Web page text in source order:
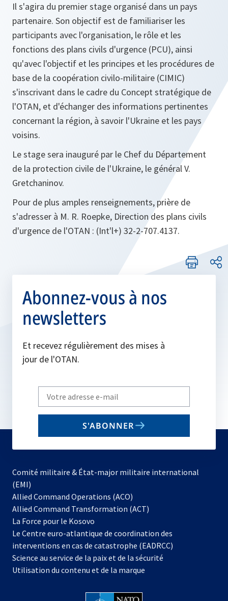
Il s'agira du premier stage organisé dans un pays
partenaire. Son objectif est de familiariser les
participants avec l'organisation, le rôle et les
fonctions des plans civils d'urgence (PCU), ainsi
qu'avec l'objectif et les principes et les procédures de
base de la coopération civilo-militaire (CIMIC)
s'inscrivant dans le cadre du Concept stratégique de
l'OTAN, et d'échanger des informations pertinentes
concernant la région, à savoir l'Ukraine et les pays
voisins.
Le stage sera inauguré par le Chef du Département
de la protection civile de l'Ukraine, le général V.
Gretchaninov.
Pour de plus amples renseignements, prière de
s'adresser à M. R. Roepke, Direction des plans civils
d'urgence de l'OTAN : (Int'l+) 32-2-707.4137.
Abonnez-vous à nos
newsletters
Et recevez régulièrement des mises à
jour de l'OTAN.
Write
your
email
S'ABONNER
Comité militaire & État-major militaire international
(EMI)
Allied Command Operations (ACO)
dans
nouvel
onglet
Allied Command Transformation (ACT)
La Force pour le Kosovo
dans
un
nouvel
onglet
Le Centre euro-atlantique de coordination des
interventions en cas de catastrophe (EADRCC)
Science au service de la paix et de la sécurité
Utilisation du contenu et de la marque